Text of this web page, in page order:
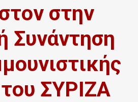
στην
Συνάντηση
ΣΥΡΙΖΑ